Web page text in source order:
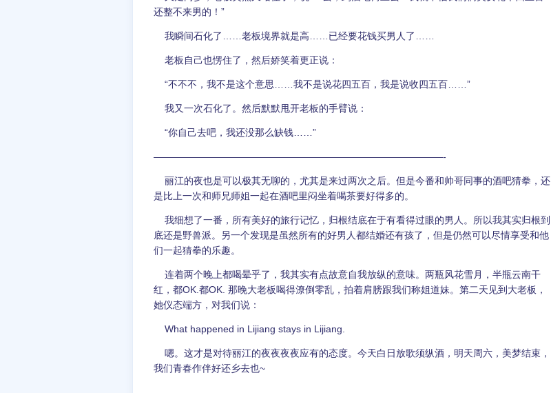
还整不来男的！”
我瞬间石化了……老板境界就是高……已经要花钱买男人了……
老板自己也愣住了，然后娇笑着更正说：
“不不不，我不是这个意思……我不是说花四五百，我是说收四五百……”
我又一次石化了。然后默默甩开老板的手臂说：
“你自己去吧，我还没那么缺钱……”
——————————————————————————————-
丽江的夜也是可以极其无聊的，尤其是来过两次之后。但是今番和帅哥同事的酒吧猜拳，还
是比上一次和师兄师姐一起在酒吧里闷坐着喝茶要好得多的。
我细想了一番，所有美好的旅行记忆，归根结底在于有看得过眼的男人。所以我其实归根到
底还是野兽派。另一个发现是虽然所有的好男人都结婚还有孩了，但是仍然可以尽情享受和他
们一起猜拳的乐趣。
连着两个晚上都喝晕乎了，我其实有点故意自我放纵的意味。两瓶风花雪月，半瓶云南干
红，都OK.都OK. 那晚大老板喝得潦倒零乱，拍着肩膀跟我们称姐道妹。第二天见到大老板，
她仪态端方，对我们说：
What happened in Lijiang stays in Lijiang.
嗯。这才是对待丽江的夜夜夜夜应有的态度。今天白日放歌须纵酒，明天周六，美梦结束，
我们青春作伴好还乡去也~